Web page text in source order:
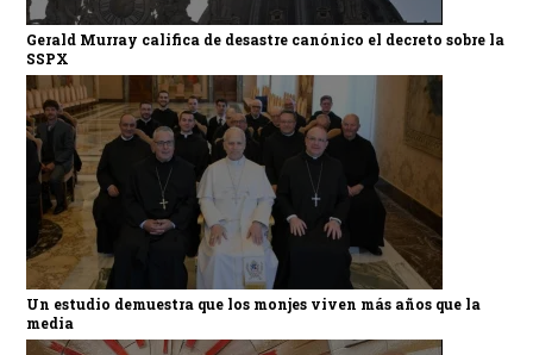
Gerald Murray califica de desastre canónico el decreto sobre la
SSPX
Un estudio demuestra que los monjes viven más años que la
media